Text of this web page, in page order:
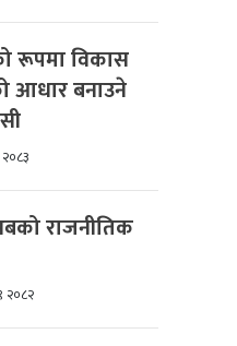
रूपमा विकास
आधार बनाउने
राजनीतिक
२०८२